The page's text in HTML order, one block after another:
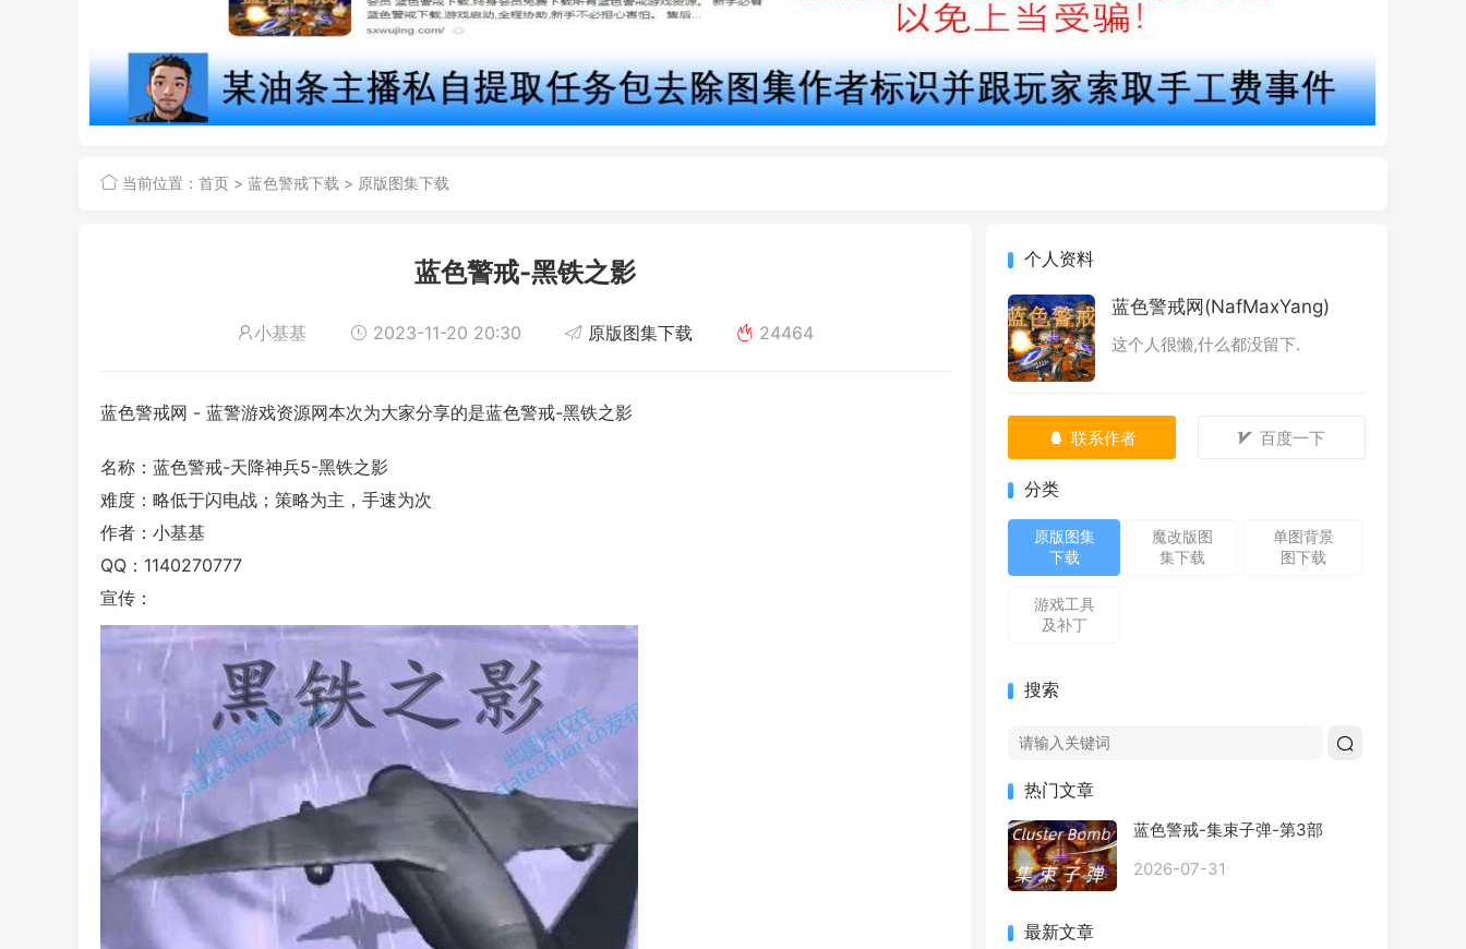
当前位置： 首页 > 蓝色警戒下载 > 原版图集下载
蓝色警戒-黑铁之影
小基基 2023-11-20 20:30 原版图集下载 24464
蓝色警戒网 - 蓝警游戏资源网本次为大家分享的是蓝色警戒-黑铁之影
名称：蓝色警戒-天降神兵5-黑铁之影
难度：略低于闪电战；策略为主，手速为次
作者：小基基
QQ：1140270777
宣传：
个人资料
蓝色警戒网(NafMaxYang)
这个人很懒,什么都没留下.
联系作者 百度一下
分类
原版图集
下载
魔改版图
集下载
单图背景
图下载
游戏工具
及补丁
搜索
热门文章
蓝色警戒-集束子弹-第3部
2026-07-31
最新文章